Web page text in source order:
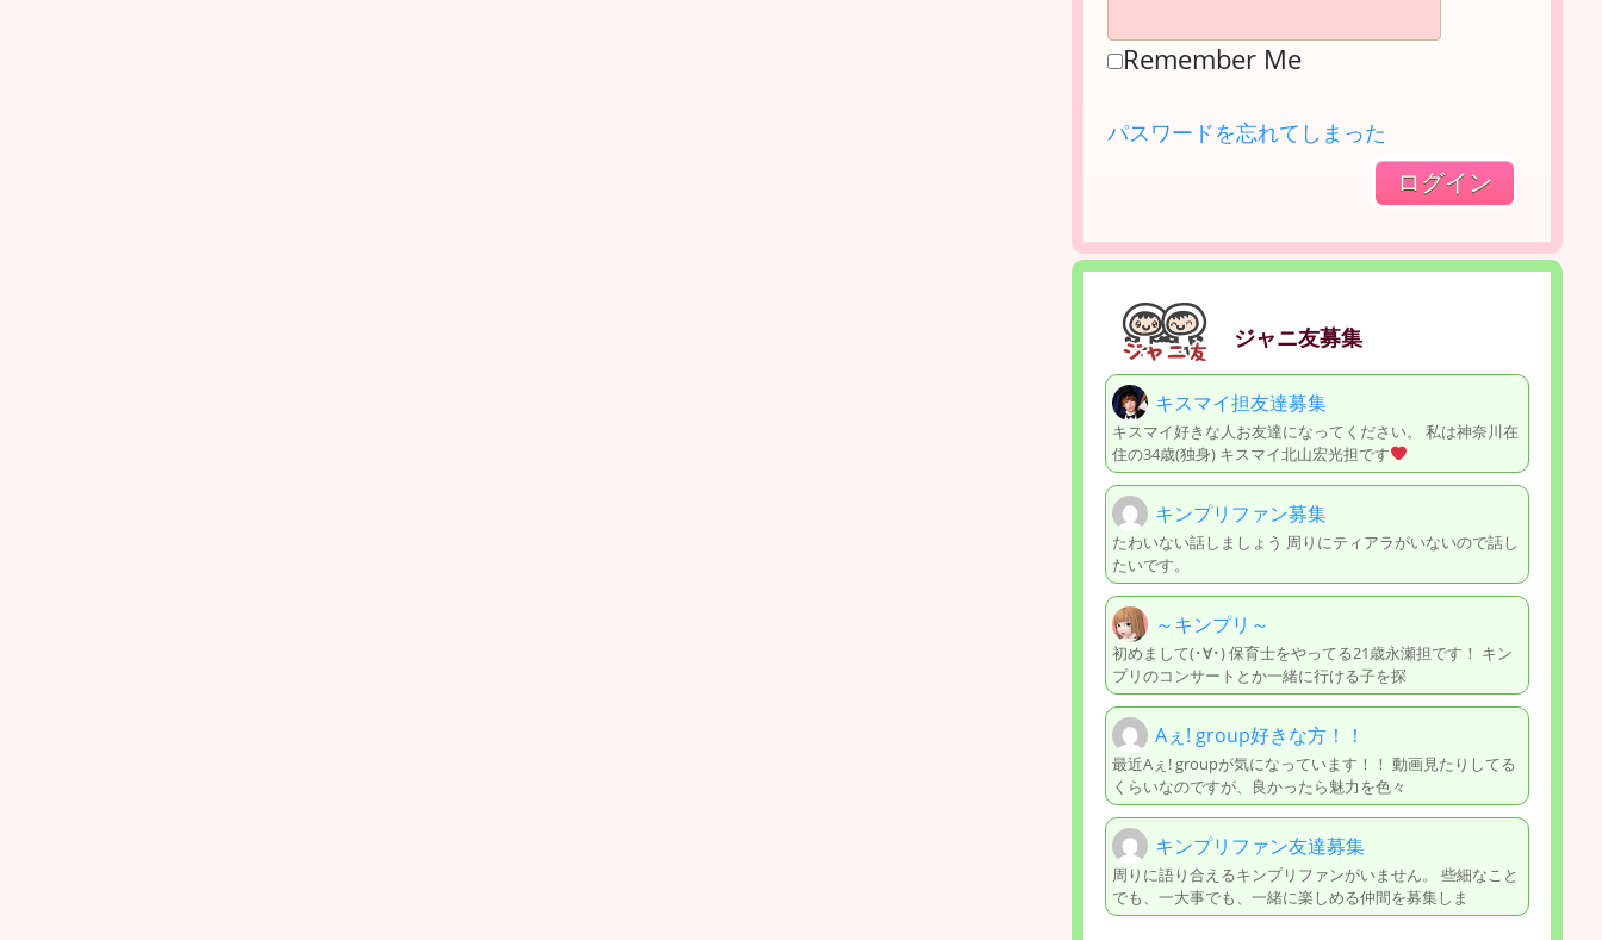
Remember Me
パスワードを忘れてしまった
ジャニ友募集
キスマイ担友達募集
キスマイ好きな人お友達になってください。 私は神奈川在
住の34歳(独身) キスマイ北山宏光担です
キンプリファン募集
たわいない話しましょう 周りにティアラがいないので話し
たいです。
～キンプリ～
初めまして(･∀･) 保育士をやってる21歳永瀬担です！ キン
プリのコンサートとか一緒に行ける子を探
Aぇ! group好きな方！！
最近Aぇ! groupが気になっています！！ 動画見たりしてる
くらいなのですが、良かったら魅力を色々
キンプリファン友達募集
周りに語り合えるキンプリファンがいません。 些細なこと
でも、一大事でも、一緒に楽しめる仲間を募集しま